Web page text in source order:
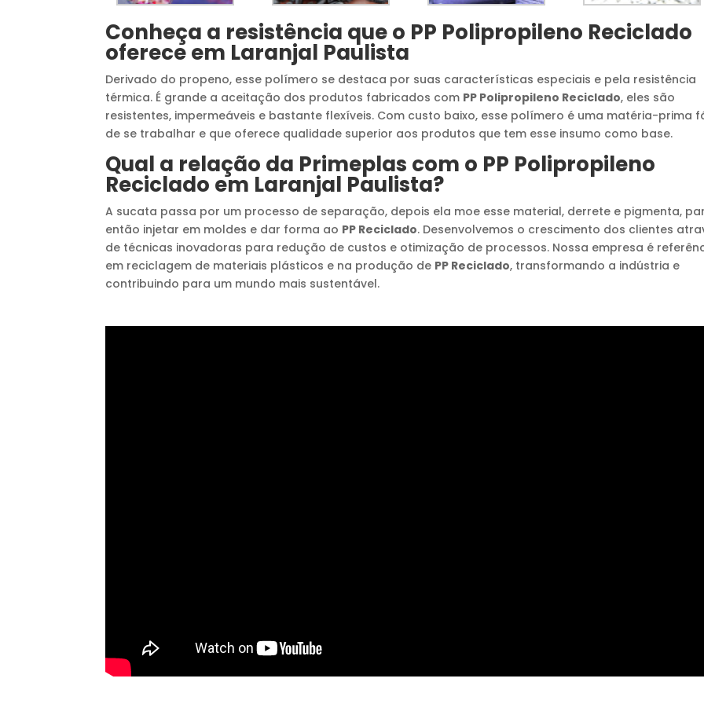
Conheça a resistência que o PP Polipropileno Reciclado
oferece em Laranjal Paulista
Derivado do propeno, esse polímero se destaca por suas características especiais e pela resistência
térmica. É grande a aceitação dos produtos fabricados com PP Polipropileno Reciclado, eles são
resistentes, impermeáveis e bastante flexíveis. Com custo baixo, esse polímero é uma matéria-prima
de se trabalhar e que oferece qualidade superior aos produtos que tem esse insumo como base.
Qual a relação da Primeplas com o PP Polipropileno
Reciclado em Laranjal Paulista?
A sucata passa por um processo de separação, depois ela moe esse material, derrete e pigmenta,
então injetar em moldes e dar forma ao PP Reciclado. Desenvolvemos o crescimento dos clientes
de técnicas inovadoras para redução de custos e otimização de processos. Nossa empresa é
em reciclagem de materiais plásticos e na produção de PP Reciclado, transformando a indústria e
contribuindo para um mundo mais sustentável.